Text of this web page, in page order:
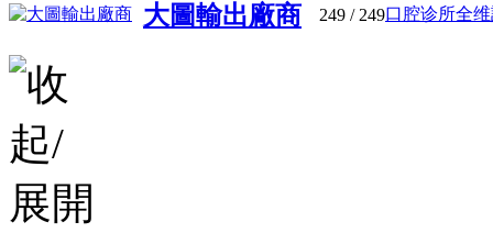
大圖輸出廠商 249 / 249口腔诊所全